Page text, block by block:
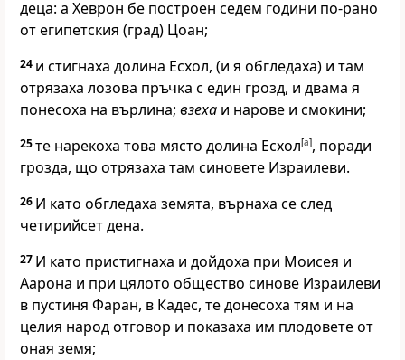
деца: а Хеврон бе построен седем години по-рано
от египетския (град) Цоан;
24 и стигнаха долина Есхол, (и я обгледаха) и там
отрязаха лозова пръчка с един грозд, и двама я
понесоха на върлина; взеха и нарове и смокини;
25те нарекоха това място долина Есхол[a], поради
грозда, що отрязаха там синовете Израилеви.
26 И като обгледаха земята, върнаха се след
четирийсет дена.
27 И като пристигнаха и дойдоха при Моисея и
Аарона и при цялото общество синове Израилеви
в пустиня Фаран, в Кадес, те донесоха тям и на
целия народ отговор и показаха им плодовете от
оная земя;